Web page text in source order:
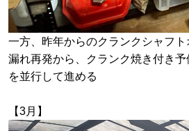
一方、昨年からのクランクシャフ
漏れ再発から、クランク焼き付き
を並行して進める
【3月】